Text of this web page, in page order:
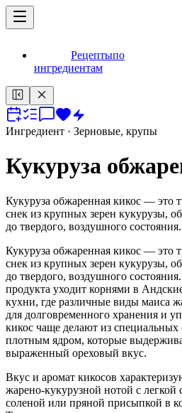
Рецептыпо
ингредиентам
Ингредиент · Зерновые, крупы
Кукуруза
Кукуруза обжаренная кикос — это
снек из крупных зерен кукурузы,
до твердого, воздушного состояния.
Кукуруза обжаренная кикос — это
снек из крупных зерен кукурузы,
до твердого, воздушного
продукта уходит корнями в
кухни, где различные виды маиса
для долговременного хранения и
кикос чаще делают из специальных
плотным ядром, которые
выраженный ореховый вкус.
Вкус и аромат кикосов
жарено‑кукурузной нотой с легкой
соленой или пряной присыпкой в